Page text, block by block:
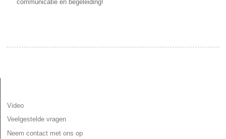
communicatie en begeleiding!
Video
Veelgestelde vragen
Neem contact met ons op